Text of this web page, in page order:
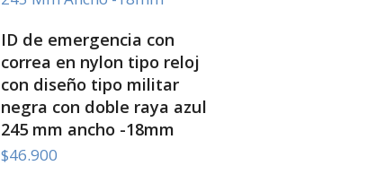
LEER MÁS
ID de emergencia con
correa en nylon tipo reloj
con diseño tipo militar
negra con doble raya azul
245 mm ancho -18mm
$46.900